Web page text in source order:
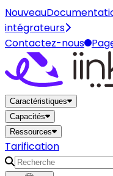
Nouveau
intégrateurs
Contactez-nous
Maison
Caractéristiques
Capacités
Ressources
Tarification
Recherche